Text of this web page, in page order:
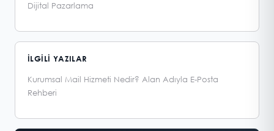
Dijital Pazarlama
İLGILI YAZILAR
Kurumsal Mail Hizmeti Nedir? Alan Adıyla E-Posta
Rehberi